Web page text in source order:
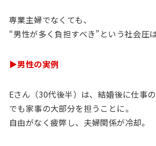
専業主婦でなくても、
“男性が多く負担すべき”という社会圧
▶男性の実例
Eさん（30代後半）は、結婚後に仕事
でも家事の大部分を担うことに。
自由がなく疲弊し、夫婦関係が冷却。